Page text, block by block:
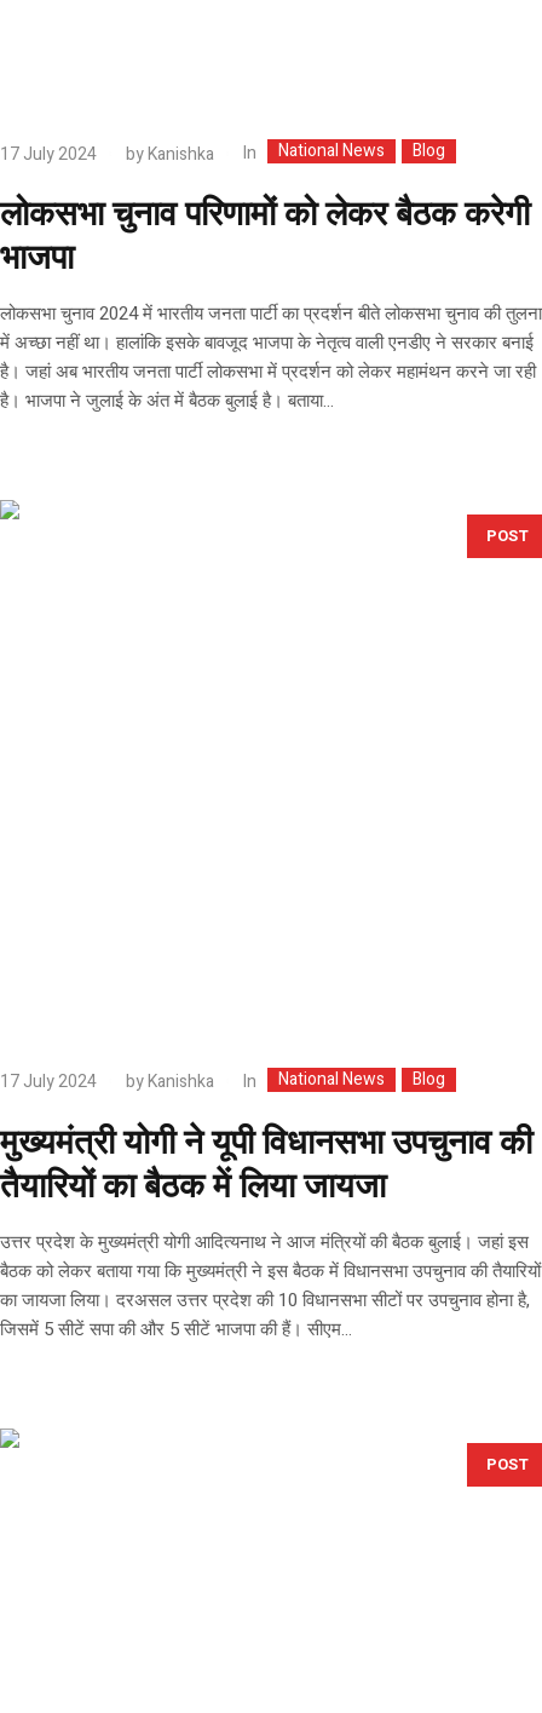
17 July 2024 byKanishka In National News Blog
लोकसभा चुनाव परिणामों को लेकर बैठक करेगी
भाजपा
लोकसभा चुनाव 2024 में भारतीय जनता पार्टी का प्रदर्शन बीते लोकसभा चुनाव की तुलना
में अच्छा नहीं था। हालांकि इसके बावजूद भाजपा के नेतृत्व वाली एनडीए ने सरकार बनाई
है। जहां अब भारतीय जनता पार्टी लोकसभा में प्रदर्शन को लेकर महामंथन करने जा रही
है। भाजपा ने जुलाई के अंत में बैठक बुलाई है। बताया...
POST
17 July 2024 byKanishka In National News Blog
मुख्यमंत्री योगी ने यूपी विधानसभा उपचुनाव की
तैयारियों का बैठक में लिया जायजा
उत्तर प्रदेश के मुख्यमंत्री योगी आदित्यनाथ ने आज मंत्रियों की बैठक बुलाई। जहां इस
बैठक को लेकर बताया गया कि मुख्यमंत्री ने इस बैठक में विधानसभा उपचुनाव की तैयारियों
का जायजा लिया। दरअसल उत्तर प्रदेश की 10 विधानसभा सीटों पर उपचुनाव होना है,
जिसमें 5 सीटें सपा की और 5 सीटें भाजपा की हैं। सीएम...
POST